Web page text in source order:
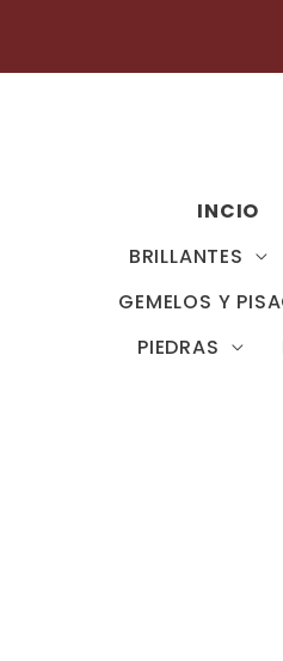
contenido
INCIO
BRILLANTES
GEMELOS Y
PIEDRAS